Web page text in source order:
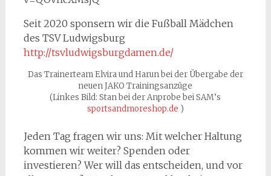
Seit 2020 sponsern wir die Fußball Mädchen
des TSV Ludwigsburg
http://tsvludwigsburgdamen.de/
Das Trainerteam Elvira und Harun bei der Übergabe der
neuen JAKO Trainingsanzüge
(Linkes Bild: Stan bei der Anprobe bei SAM’s
sportsandmoreshop.de )
Jeden Tag fragen wir uns: Mit welcher Haltung
kommen wir weiter? Spenden oder
investieren? Wer will das entscheiden, und vor